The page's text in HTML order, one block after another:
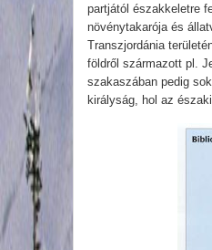
partjától északkeletre
növénytakarója és
Transzjordánia
földről származott pl.
szakaszában pedig
királyság, hol az